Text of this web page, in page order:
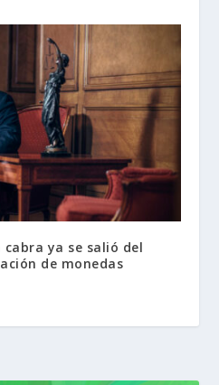
cabra ya se salió del
de monedas